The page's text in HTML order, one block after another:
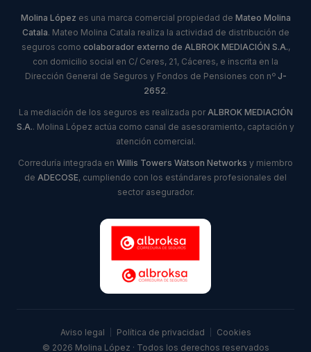
Molina López es una marca comercial propiedad de Mateo Molina
Catala. Mateo Molina Catala realiza la actividad de distribución de
seguros como colaborador externo de ALBROK MEDIACIÓN S.A.,
con domicilio social en C/ Ceres, 21, Cáceres, e inscrita en la
Dirección General de Seguros y Fondos de Pensiones con nº J-
2652.
La mediación de los seguros es realizada por ALBROK MEDIACIÓN
S.A.. Molina López actúa como canal de asesoramiento, captación y
atención comercial.
Correduría integrada en Willis Towers Watson Networks y miembro
de ADECOSE, cumpliendo con los estándares profesionales del
sector asegurador.
Aviso legal Política de privacidad
Cookies
© 2026 Molina López · Todos los derechos reservados